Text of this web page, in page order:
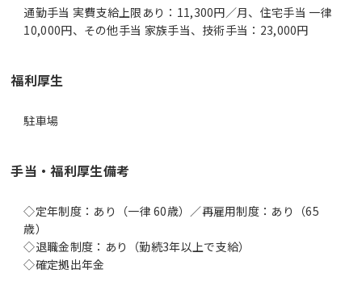
通勤手当 実費支給上限あり：11,300円／月、住宅手当 一律
10,000円、その他手当 家族手当、技術手当：23,000円
福利厚生
駐車場
手当・福利厚生備考
◇定年制度：あり（一律 60歳）／再雇用制度：あり（65
歳）
◇退職金制度：あり（勤続3年以上で支給）